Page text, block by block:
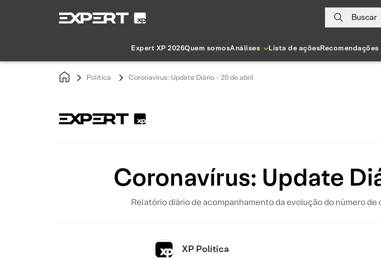
Buscar
Expert XP 2026Quem somosAnálises Lista de açõesRecomendações
Política Coronavírus: Update Diário - 20 de abril
Coronavírus: Update
Relatório diário de acompanhamento da evolução do número de
XP Política